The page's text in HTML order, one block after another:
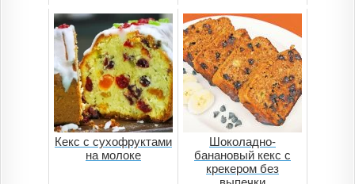
Кекс с сухофруктами
на молоке
Шоколадно-
банановый кекс с
крекером без